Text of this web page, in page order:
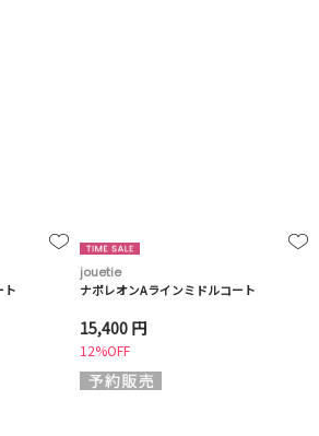
ト
jouetie
ナポレオンAラインミドルコート
15,400 円
12%OFF